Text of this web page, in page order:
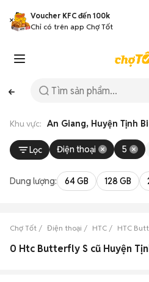
Voucher KFC đến 100k
Chỉ có trên app Chợ Tốt
Khu vực: An Giang, Huyện Tịnh
Lọc Điện thoại 5
Dung lượng: 64 GB 128 GB
Chợ Tốt Điện thoại HTC HTC
0 Htc Butterfly S cũ Huyện